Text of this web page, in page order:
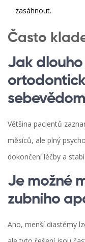
zasáhnout.
Často
Jak
Většina pacientů
měsíců, ale plný
dokončení léčby a
Je možné
zubního
Ano, menší diastémy